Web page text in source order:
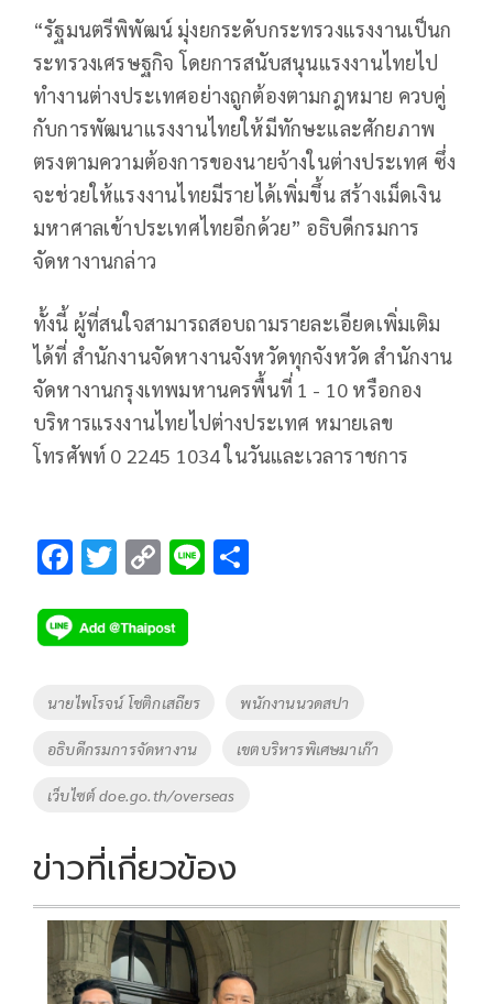
“รัฐมนตรีพิพัฒน์ มุ่งยกระดับกระทรวงแรงงานเป็นก
ระทรวงเศรษฐกิจ โดยการสนับสนุนแรงงานไทยไป
ทำงานต่างประเทศอย่างถูกต้องตามกฎหมาย ควบคู่
กับการพัฒนาแรงงานไทยให้มีทักษะและศักยภาพ
ตรงตามความต้องการของนายจ้างในต่างประเทศ ซึ่ง
จะช่วยให้แรงงานไทยมีรายได้เพิ่มขึ้น สร้างเม็ดเงิน
มหาศาลเข้าประเทศไทยอีกด้วย” อธิบดีกรมการ
จัดหางานกล่าว
ทั้งนี้ ผู้ที่สนใจสามารถสอบถามรายละเอียดเพิ่มเติม
ได้ที่ สำนักงานจัดหางานจังหวัดทุกจังหวัด สำนักงาน
จัดหางานกรุงเทพมหานครพื้นที่ 1 - 10 หรือกอง
บริหารแรงงานไทยไปต่างประเทศ หมายเลข
โทรศัพท์ 0 2245 1034 ในวันและเวลาราชการ
F
e
b
o
o
k
T
tt
er
C
p
y
Li
k
Li
Tags
นายไพโรจน์ โชติกเสถียร พนักงานนวดสปา
อธิบดีกรมการจัดหางาน เขตบริหารพิเศษมาเก๊า
เว็บไซต์ doe.go.th/overseas
ข่าวที่เกี่ยวข้อง